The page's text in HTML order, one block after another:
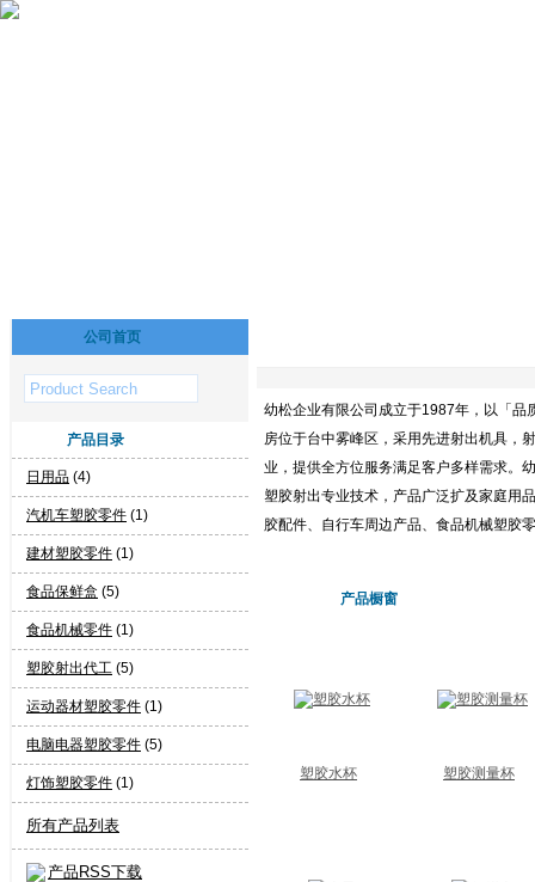
公司首页
产品目录
日用品 (4)
汽机车塑胶零件 (1)
建材塑胶零件 (1)
食品保鲜盒 (5)
食品机械零件 (1)
塑胶射出代工 (5)
运动器材塑胶零件 (1)
电脑电器塑胶零件 (5)
灯饰塑胶零件 (1)
所有产品列表
产品RSS下载
幼松企业有限公司成立于1987年，以「品
房位于台中雾峰区，采用先进射出机具，
业，提供全方位服务满足客户多样需求。
塑胶射出专业技术，产品广泛扩及家庭用
胶配件、自行车周边产品、食品机械塑胶
产品橱窗
塑胶水杯 塑胶测量杯